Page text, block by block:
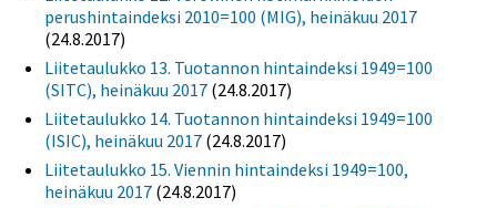
perushintaindeksi 2010=100 (MIG), heinäkuu 2017
(24.8.2017)
Liitetaulukko 13. Tuotannon hintaindeksi 1949=100
(SITC), heinäkuu 2017 (24.8.2017)
Liitetaulukko 14. Tuotannon hintaindeksi 1949=100
(ISIC), heinäkuu 2017 (24.8.2017)
Liitetaulukko 15. Viennin hintaindeksi 1949=100,
heinäkuu 2017 (24.8.2017)